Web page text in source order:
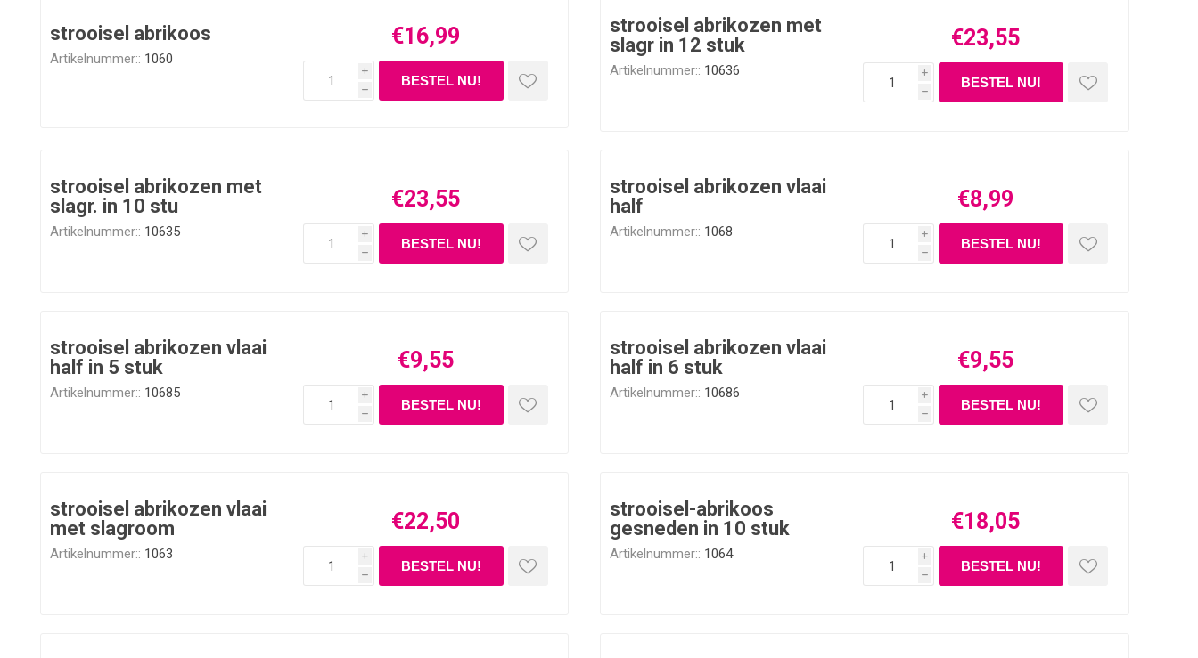
strooisel abrikoos
Artikelnummer:: 1060
€16,99
i
h
strooisel abrikozen met
slagr in 12 stuk
Artikelnummer:: 10636
€23,55
i
h
strooisel abrikozen met
slagr. in 10 stu
Artikelnummer:: 10635
€23,55
i
h
strooisel abrikozen vlaai
half
Artikelnummer:: 1068
€8,99
i
h
strooisel abrikozen vlaai
half in 5 stuk
Artikelnummer:: 10685
€9,55
i
h
strooisel abrikozen vlaai
half in 6 stuk
Artikelnummer:: 10686
€9,55
i
h
strooisel abrikozen vlaai
met slagroom
Artikelnummer:: 1063
€22,50
i
h
strooisel-abrikoos
gesneden in 10 stuk
Artikelnummer:: 1064
€18,05
i
h